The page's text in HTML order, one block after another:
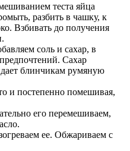
теста яйца
разбить в чашку, к
Взбивать до получения
соль и сахар, в
Сахар
блинчикам румяную
и постепенно помешивая,
его перемешиваем,
ее. Обжариваем с